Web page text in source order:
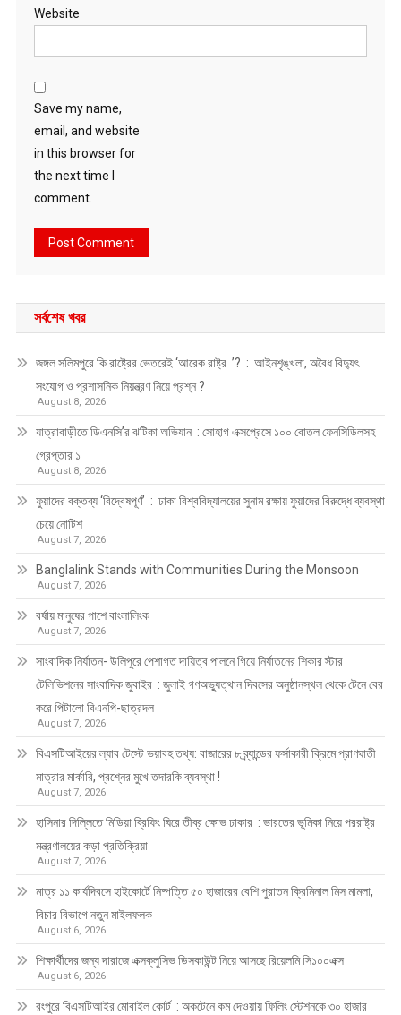
Website
Save my name,
email, and website
in this browser for
the next time I
comment.
সর্বশেষ খবর
জঙ্গল সলিমপুরে কি রাষ্ট্রের ভেতরেই ‘আরেক রাষ্ট্র ’? : আইনশৃঙ্খলা, অবৈধ বিদ্যুৎ
সংযোগ ও প্রশাসনিক নিয়ন্ত্রণ নিয়ে প্রশ্ন ?
August 8, 2026
যাত্রাবাড়ীতে ডিএনসি’র ঝটিকা অভিযান : সোহাগ এক্সপ্রেসে ১০০ বোতল ফেনসিডিলসহ
গ্রেপ্তার ১
August 8, 2026
ফুয়াদের বক্তব্য ‘বিদ্বেষপূর্ণ’ : ঢাকা বিশ্ববিদ্যালয়ের সুনাম রক্ষায় ফুয়াদের বিরুদ্ধে ব্যবস্থা
চেয়ে নোটিশ
August 7, 2026
Banglalink Stands with Communities During the Monsoon
August 7, 2026
বর্ষায় মানুষের পাশে বাংলালিংক
August 7, 2026
সাংবাদিক নির্যাতন- উলিপুরে পেশাগত দায়িত্ব পালনে গিয়ে নির্যাতনের শিকার স্টার
টেলিভিশনের সাংবাদিক জুবাইর : জুলাই গণঅভ্যুত্থান দিবসের অনুষ্ঠানস্থল থেকে টেনে বের
করে পিটালো বিএনপি-ছাত্রদল
August 7, 2026
বিএসটিআইয়ের ল্যাব টেস্টে ভয়াবহ তথ্য: বাজারের ৮ ব্র্যান্ডের ফর্সাকারী ক্রিমে প্রাণঘাতী
মাত্রার মার্কারি, প্রশ্নের মুখে তদারকি ব্যবস্থা !
August 7, 2026
হাসিনার দিল্লিতে মিডিয়া ব্রিফিং ঘিরে তীব্র ক্ষোভ ঢাকার : ভারতের ভূমিকা নিয়ে পররাষ্ট্র
মন্ত্রণালয়ের কড়া প্রতিক্রিয়া
August 7, 2026
মাত্র ১১ কার্যদিবসে হাইকোর্টে নিষ্পত্তি ৫০ হাজারের বেশি পুরাতন ক্রিমিনাল মিস মামলা,
বিচার বিভাগে নতুন মাইলফলক
August 6, 2026
শিক্ষার্থীদের জন্য দারাজে এক্সক্লুসিভ ডিসকাউন্ট নিয়ে আসছে রিয়েলমি সি১০০এক্স
August 6, 2026
রংপুরে বিএসটিআইর মোবাইল কোর্ট : অকটেনে কম দেওয়ায় ফিলিং স্টেশনকে ৩০ হাজার